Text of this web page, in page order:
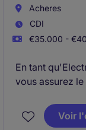
Acheres
CDI
€35.000 -
En tant
vous assurez
Voir